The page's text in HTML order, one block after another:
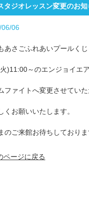
【スタジオレッスン変更のお知
06
あさごふれあいプールく
)11:00～のエンジョイエ
ファイトへ変更させていた
くお願いいたします。
のご来館お待ちしておりま
ページに戻る